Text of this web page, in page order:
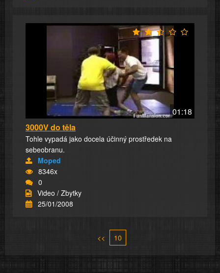
01:18
3000V do těla
Tohle vypadá jako docela účinný prostředek na
sebeobranu.
Moped
8346x
0
Video / Zbytky
25/01/2008
<< 10